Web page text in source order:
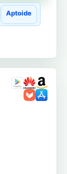
Aptoide